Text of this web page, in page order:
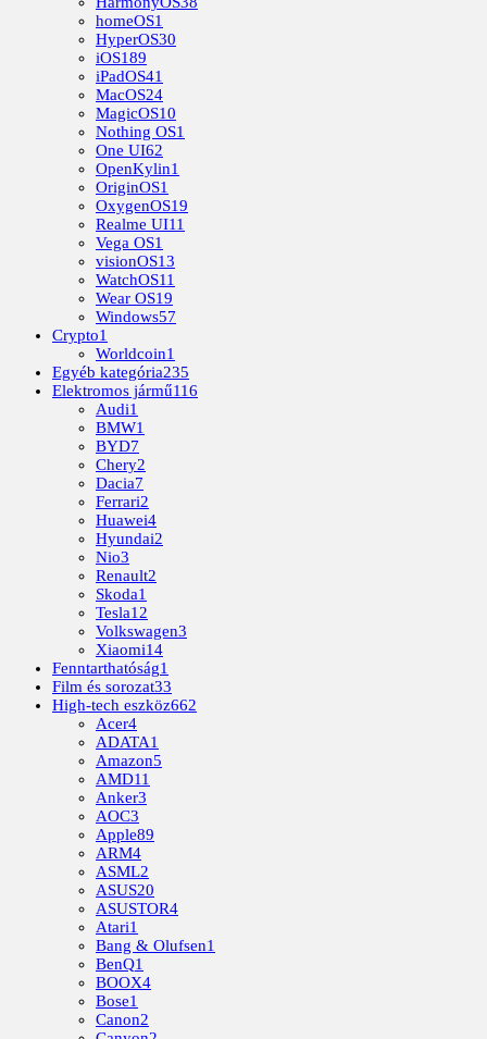
homeOS1
HyperOS30
iOS189
iPadOS41
MacOS24
MagicOS10
Nothing OS1
One UI62
OpenKylin1
OriginOS1
OxygenOS19
Realme UI11
Vega OS1
visionOS13
WatchOS11
Wear OS19
Windows57
Crypto1
Worldcoin1
Egyéb kategória235
Elektromos jármű116
Audi1
BMW1
BYD7
Chery2
Dacia7
Ferrari2
Huawei4
Hyundai2
Nio3
Renault2
Skoda1
Tesla12
Volkswagen3
Xiaomi14
Fenntarthatóság1
Film és sorozat33
High-tech eszköz662
Acer4
ADATA1
Amazon5
AMD11
Anker3
AOC3
Apple89
ARM4
ASML2
ASUS20
ASUSTOR4
Atari1
Bang & Olufsen1
BenQ1
BOOX4
Bose1
Canon2